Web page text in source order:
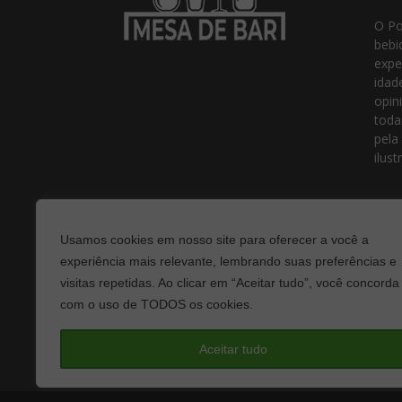
Usamos cookies em nosso site para oferecer a você a
experiência mais relevante, lembrando suas preferências e
visitas repetidas. Ao clicar em “Aceitar tudo”, você concorda
com o uso de TODOS os cookies.
Aceitar tudo
O